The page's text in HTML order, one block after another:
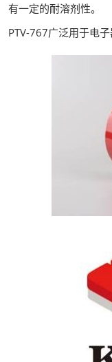
有一定的耐溶剂性。
PTV-767广泛用于电